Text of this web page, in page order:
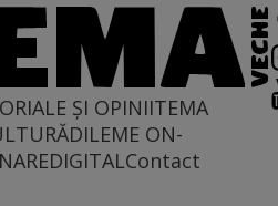
ȘI OPINIITEMA
DILEME ON-
DIGITALContact